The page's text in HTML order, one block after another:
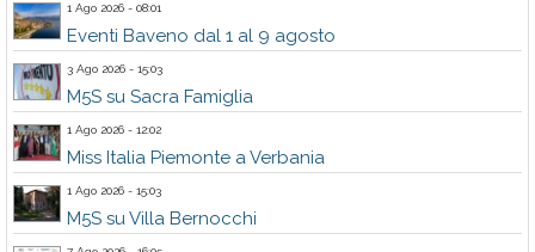
1 Ago 2026 - 08:01
Eventi Baveno dal 1 al 9 agosto
3 Ago 2026 - 15:03
M5S su Sacra Famiglia
1 Ago 2026 - 12:02
Miss Italia Piemonte a Verbania
1 Ago 2026 - 15:03
M5S su Villa Bernocchi